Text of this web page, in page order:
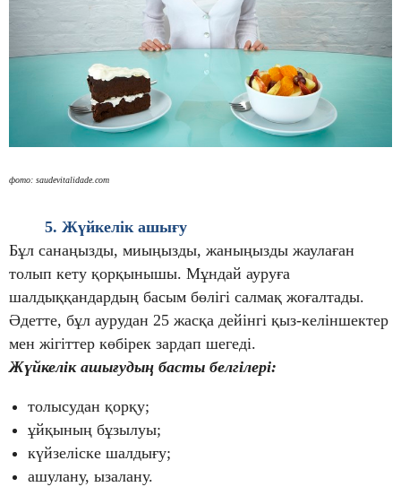
фото: saudevitalidade.com
5. Жүйкелік ашығу
Бұл санаңызды, миыңызды, жаныңызды жаулаған
толып кету қорқынышы. Мұндай ауруға
шалдыққандардың басым бөлігі салмақ жоғалтады.
Әдетте, бұл аурудан 25 жасқа дейінгі қыз-келіншектер
мен жігіттер көбірек зардап шегеді.
Жүйкелік ашығудың басты белгілері:
толысудан қорқу;
ұйқының бұзылуы;
күйзеліске шалдығу;
ашулану, ызалану.